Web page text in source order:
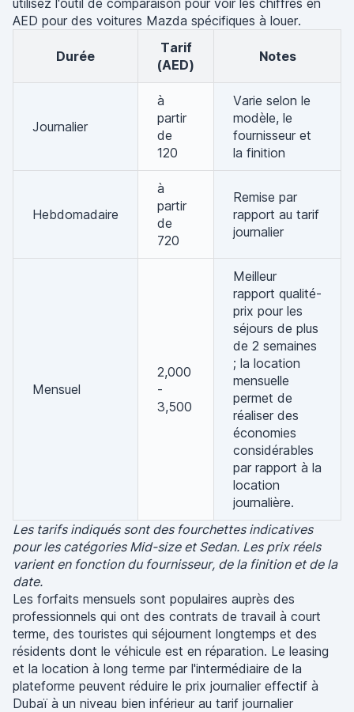
utilisez l'outil de comparaison pour voir les chiffres en
AED pour des voitures Mazda spécifiques à louer.
Durée
Tarif
(AED)
Notes
Journalier
à
partir
de
120
Varie selon le
modèle, le
fournisseur et
la finition
Hebdomadaire
à
partir
de
720
Remise par
rapport au tarif
journalier
Mensuel
2,000
-
3,500
Meilleur
rapport qualité-
prix pour les
séjours de plus
de 2 semaines
; la location
mensuelle
permet de
réaliser des
économies
considérables
par rapport à la
location
journalière.
Les tarifs indiqués sont des fourchettes indicatives
pour les catégories Mid-size et Sedan. Les prix réels
varient en fonction du fournisseur, de la finition et de la
date.
Les forfaits mensuels sont populaires auprès des
professionnels qui ont des contrats de travail à court
terme, des touristes qui séjournent longtemps et des
résidents dont le véhicule est en réparation. Le leasing
et la location à long terme par l'intermédiaire de la
plateforme peuvent réduire le prix journalier effectif à
Dubaï à un niveau bien inférieur au tarif journalier